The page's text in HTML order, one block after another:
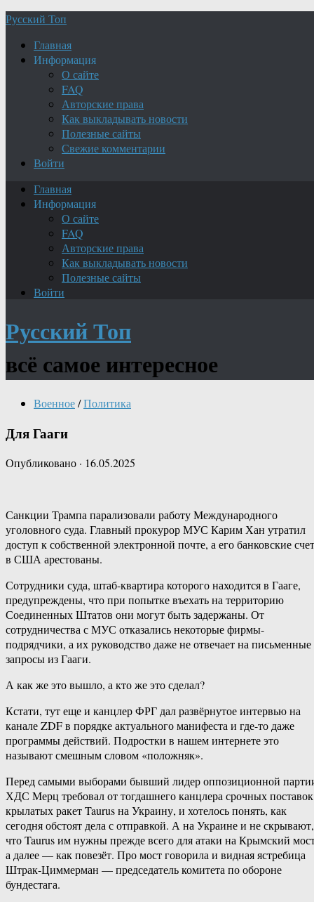
Русский Топ
Главная
Информация
О сайте
FAQ
Авторские права
Как выкладывать новости
Полезные сайты
Свежие комментарии
Войти
Главная
Информация
О сайте
FAQ
Авторские права
Как выкладывать новости
Полезные сайты
Войти
Русский Топ
всё самое интересное
Военное/Политика
Для Гааги
Опубликовано · 16.05.2025
Санкции Трампа парализовали работу Международного
уголовного суда. Главный прокурор МУС Карим Хан утратил
доступ к собственной электронной почте, а его банковские
в США арестованы.
Сотрудники суда, штаб-квартира которого находится в Гааге,
предупреждены, что при попытке въехать на территорию
Соединенных Штатов они могут быть задержаны. От
сотрудничества с МУС отказались некоторые фирмы-
подрядчики, а их руководство даже не отвечает на письменные
запросы из Гааги.
А как же это вышло, а кто же это сделал?
Кстати, тут еще и канцлер ФРГ дал развёрнутое интервью на
канале ZDF в порядке актуального манифеста и где-то даже
программы действий. Подростки в нашем интернете это
называют смешным словом «положняк».
Перед самыми выборами бывший лидер оппозиционной
ХДС Мерц требовал от тогдашнего канцлера срочных поставок
крылатых ракет Taurus на Украину, и хотелось понять, как
сегодня обстоят дела с отправкой. А на Украине и не скрывают,
что Taurus им нужны прежде всего для атаки на Крымский
а далее — как повезёт. Про мост говорила и видная ястребица
Штрак-Циммерман — председатель комитета по обороне
бундестага.